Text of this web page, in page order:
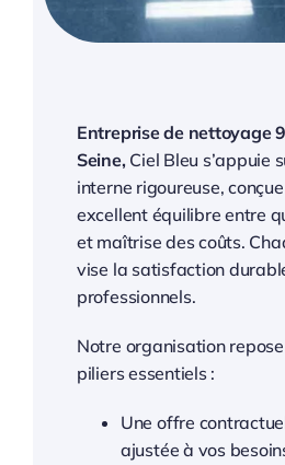
Entreprise de nettoyage
Seine,Ciel Bleu s’appuie
interne rigoureuse,
excellent équilibre entre
et maîtrise des coûts.
vise la satisfaction
professionnels.
Notre organisation
piliers essentiels :
Une offre
ajustée à vos